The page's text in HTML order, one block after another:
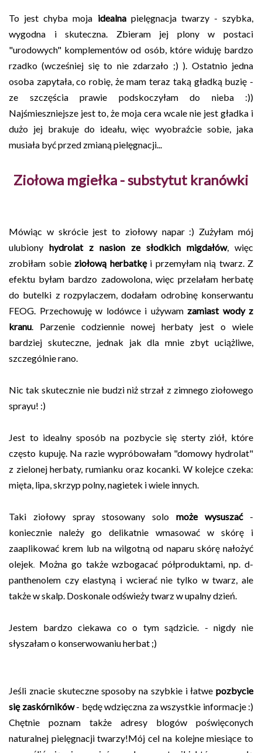
To jest chyba moja idealnapielęgnacja twarzy - szybka,
wygodna i skuteczna. Zbieram jej plony w postaci
"urodowych" komplementów od osób, które widuję bardzo
rzadko (wcześniej się to nie zdarzało ;) ). Ostatnio jedna
osoba zapytała, co robię, że mam teraz taką gładką buzię -
ze szczęścia prawie podskoczyłam do nieba :))
Najśmieszniejsze jest to, że moja cera wcale nie jest gładka i
dużo jej brakuje do ideału, więc wyobraźcie sobie, jaka
musiała być przed zmianą pielęgnacji...
Ziołowa mgiełka - substytut kranówki
Mówiąc w skrócie jest to ziołowy napar :) Zużyłam mój
ulubiony hydrolat z nasion ze słodkich migdałów, więc
zrobiłam sobie ziołową herbatkęi przemyłam nią twarz. Z
efektu byłam bardzo zadowolona, więc przelałam herbatę
do butelki z rozpylaczem, dodałam odrobinę konserwantu
FEOG. Przechowuję w lodówce i używam zamiast wody z
kranu . Parzenie codziennie nowej herbaty jest o wiele
bardziej skuteczne, jednak jak dla mnie zbyt uciążliwe,
szczególnie rano.
Nic tak skutecznie nie budzi niż strzał z zimnego ziołowego
sprayu! :)
Jest to idealny sposób na pozbycie się sterty ziół, które
często kupuję. Na razie wypróbowałam "domowy hydrolat"
z zielonej herbaty, rumianku oraz kocanki. W kolejce czeka:
mięta, lipa, skrzyp polny, nagietek i wiele innych.
Taki ziołowy spray stosowany solo może wysuszać-
koniecznie należy go delikatnie wmasować w skórę i
zaaplikować krem lub na wilgotną od naparu skórę nałożyć
olejek
Można go także wzbogacać półproduktami, np. d-
panthenolem czy elastyną i wcierać nie tylko w twarz, ale
także w skalp. Doskonale odświeży twarz w upalny dzień.
Jestem bardzo ciekawa co o tym sądzicie. - nigdy nie
słyszałam o konserwowaniu herbat ;)
Jeśli znacie skuteczne sposoby na szybkie i łatwe pozbycie
się zaskórników- będę wdzięczna za wszystkie informacje :)
Chętnie poznam także adresy blogów poświęconych
naturalnej pielęgnacji twarzy!Mój cel na kolejne miesiące to